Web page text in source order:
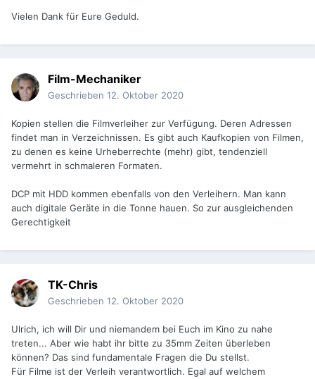
Vielen Dank für Eure Geduld.
Film-Mechaniker
Geschrieben 12. Oktober 2020
Kopien stellen die Filmverleiher zur Verfügung. Deren Adressen
findet man in Verzeichnissen. Es gibt auch Kaufkopien von Filmen,
zu denen es keine Urheberrechte (mehr) gibt, tendenziell
vermehrt in schmaleren Formaten.
DCP mit HDD kommen ebenfalls von den Verleihern. Man kann
auch digitale Geräte in die Tonne hauen. So zur ausgleichenden
Gerechtigkeit
TK-Chris
Geschrieben 12. Oktober 2020
Ulrich, ich will Dir und niemandem bei Euch im Kino zu nahe
treten... Aber wie habt ihr bitte zu 35mm Zeiten überleben
können? Das sind fundamentale Fragen die Du stellst.
Für Filme ist der Verleih verantwortlich. Egal auf welchem